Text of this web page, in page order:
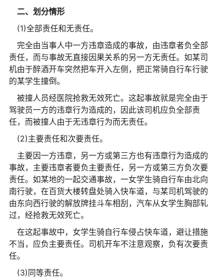
二、划分情形
(1)全部责任和无责任。
完全由当事人中一方违章造成的事故，由违章者负全部
责任，而与事故无直接因果关系的另一方无责任。如某司
机由于醉酒开车突然把车开入左侧，把正常骑自行车行驶
的某学生撞倒。
被撞人员经医院抢救无效死亡。这起事故就是完全由于
驾驶员一方的违章行为造成的，因此该司机应负全部责
任，而被撞人由于无违章行为而无责任。
(2)主要责任和次要责任。
主要因一方违章，另一方或第三方也有违章行为造成的
事故，主要违章者要负主要责任，另一方或第三方负次要
责任。如某地的一起交通事故，一女学生骑自行车由北向
南行驶，在百货大楼转盘处骑入快车道，与某司机驾驶的
由东向西行驶的解放牌挂斗车相刮，汽车从女学生胸部轧
过，经抢救无效死亡。
在这起事故中，女学生骑自行车侵占快车道，避让措施
不当，应负主要责任。司机开车不注意观察，负有次要责
任。
(3)同等责任。